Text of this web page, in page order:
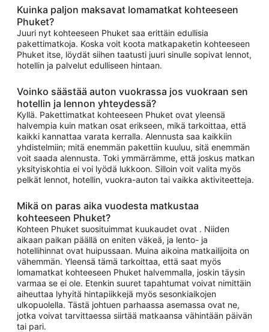
Kuinka paljon maksavat lomamatkat kohteeseen
Phuket?
Juuri nyt kohteeseen Phuket saa erittäin edullisia
pakettimatkoja. Koska voit koota matkapaketin kohteeseen
Phuket itse, löydät siihen taatusti juuri sinulle sopivat lennot,
hotellin ja palvelut edulliseen hintaan.
Voinko säästää auton vuokrassa jos vuokraan sen
hotellin ja lennon yhteydessä?
Kyllä. Pakettimatkat kohteeseen Phuket ovat yleensä
halvempia kuin matkan osat erikseen, mikä tarkoittaa, että
kaikki kannattaa varata kerralla. Alennusta saa kaikkiin
yhdistelmiin; mitä enemmän pakettiin kuuluu, sitä enemmän
voit saada alennusta. Toki ymmärrämme, että joskus matkan
yksityiskohtia ei voi lyödä lukkoon. Silloin voit valita myös
pelkät lennot, hotellin, vuokra-auton tai vaikka aktiviteetteja.
Mikä on paras aika vuodesta matkustaa
kohteeseen Phuket?
Kohteen Phuket suosituimmat kuukaudet ovat . Niiden
aikaan paikan päällä on eniten väkeä, ja lento- ja
hotellihinnat ovat huipussaan. Muina aikoina matkailijoita on
vähemmän. Yleensä tämä tarkoittaa, että saat myös
lomamatkat kohteeseen Phuket halvemmalla, joskin täysin
varmaa se ei ole. Etenkin suuret tapahtumat voivat nimittäin
aiheuttaa lyhyitä hintapiikkejä myös sesonkiaikojen
ulkopuolella. Tästä johtuen parhaassa asemassa ovat ne,
jotka voivat tarvittaessa siirtää matkaansa vähintään päivän
tai pari.